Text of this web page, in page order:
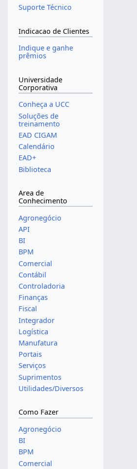
Suporte Técnico
Indicacao de Clientes
Indique e ganhe
prêmios
Universidade
Corporativa
Conheça a UCC
Soluções de
treinamento
EAD CIGAM
Calendário
EAD+
Biblioteca
Area de
Conhecimento
Agronegócio
API
BI
BPM
Comercial
Contábil
Controladoria
Finanças
Fiscal
Integrador
Logística
Manufatura
Portais
Serviços
Suprimentos
Utilidades/Diversos
Como Fazer
Agronegócio
BI
BPM
Comercial